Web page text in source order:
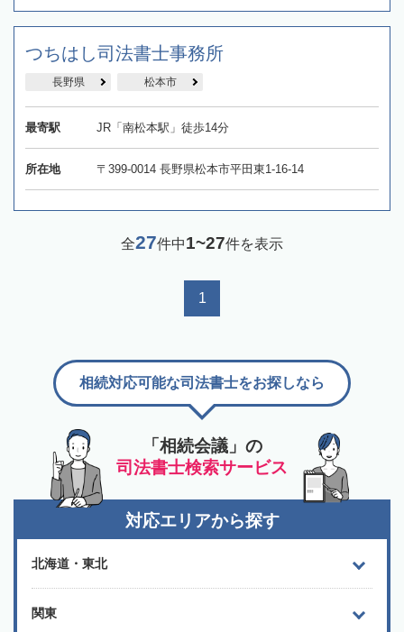
つちはし司法書士事務所
長野県 松本市
最寄駅 JR「南松本駅」徒歩14分
所在地 〒399-0014 長野県松本市平田東1-16-14
全27件中1~27件を表示
1
「相続会議」の
司法書士検索サービス
相続対応可能な司法書士をお探しなら
対応エリアから探す
北海道・東北
関東